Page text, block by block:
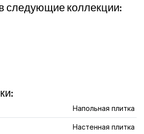
следующие коллекции:
Напольная плитка
Настенная плитка